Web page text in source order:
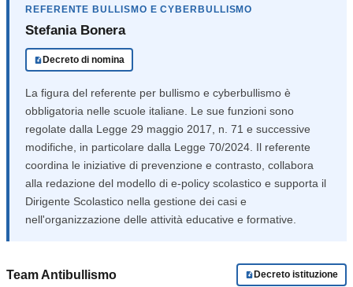
REFERENTE BULLISMO E CYBERBULLISMO
Stefania Bonera
Decreto di nomina
La figura del referente per bullismo e cyberbullismo è
obbligatoria nelle scuole italiane. Le sue funzioni sono
regolate dalla Legge 29 maggio 2017, n. 71 e successive
modifiche, in particolare dalla Legge 70/2024. Il referente
coordina le iniziative di prevenzione e contrasto, collabora
alla redazione del modello di e-policy scolastico e supporta il
Dirigente Scolastico nella gestione dei casi e
nell'organizzazione delle attività educative e formative.
Team Antibullismo Decreto istituzione